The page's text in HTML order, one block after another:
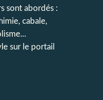
sont abordés :
cabale,
sur le portail